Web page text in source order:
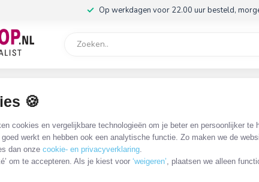
🍪
cookies en vergelijkbare technologieën om je beter en persoonlijker
werkt en hebben ook een analytische functie. Zo maken we de
dan onze cookie- en privacyverklaring.
om te accepteren. Als je kiest voor ‘weigeren’, plaatsen we alleen
Op werkdagen voor 22.00 uur besteld,
10 PRODUCTEN